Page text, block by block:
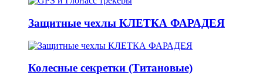
Защитные чехлы КЛЕТКА ФАРАДЕЯ
Колесные секретки (Титановые)